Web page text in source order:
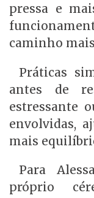
pressa e
caminho
Práticas
antes de
estressante
envolvidas,
mais
Para
próprio